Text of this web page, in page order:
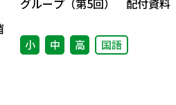
グループ（第5回） 配付資料
小 中 高 国語